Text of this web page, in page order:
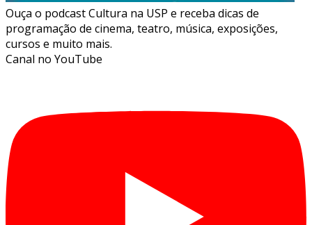
Ouça o podcast Cultura na USP e receba dicas de
programação de cinema, teatro, música, exposições,
cursos e muito mais.
Canal no YouTube